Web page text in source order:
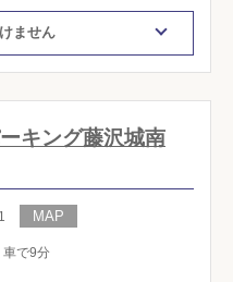
ません
キング藤沢城南
車で9分